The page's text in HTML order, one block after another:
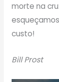
morte na
custo!
Bill Prost